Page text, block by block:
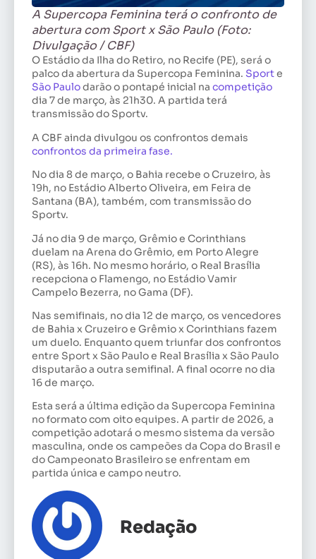
A Supercopa Feminina terá o confronto de
abertura com Sport x São Paulo (Foto:
Divulgação / CBF)
O Estádio da Ilha do Retiro, no Recife (PE), será o
palco da abertura da Supercopa Feminina. Sporte
São Paulodarão o pontapé inicial na competição
dia 7 de março, às 21h30. A partida terá
transmissão do Sportv.
A CBF ainda divulgou os confrontos demais
confrontos da primeira fase.
No dia 8 de março, o Bahia recebe o Cruzeiro, às
19h, no Estádio Alberto Oliveira, em Feira de
Santana (BA), também, com transmissão do
Sportv.
Já no dia 9 de março, Grêmio e Corinthians
duelam na Arena do Grêmio, em Porto Alegre
(RS), às 16h. No mesmo horário, o Real Brasília
recepciona o Flamengo, no Estádio Vamir
Campelo Bezerra, no Gama (DF).
Nas semifinais, no dia 12 de março, os vencedores
de Bahia x Cruzeiro e Grêmio x Corinthians fazem
um duelo. Enquanto quem triunfar dos confrontos
entre Sport x São Paulo e Real Brasília x São Paulo
disputarão a outra semifinal. A final ocorre no dia
16 de março.
Esta será a última edição da Supercopa Feminina
no formato com oito equipes. A partir de 2026, a
competição adotará o mesmo sistema da versão
masculina, onde os campeões da Copa do Brasil e
do Campeonato Brasileiro se enfrentam em
partida única e campo neutro.
Redação